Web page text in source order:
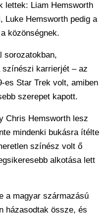
lettek: Liam Hemsworth
Luke Hemsworth pedig a
közönségnek.
sorozatokban,
színészi karrierjét – az
es Star Trek volt, amiben
szerepet kapott.
Chris Hemsworth lesz
mindenki bukásra ítélte
színész volt ő
alkotása lett
a magyar származású
házasodtak össze, és